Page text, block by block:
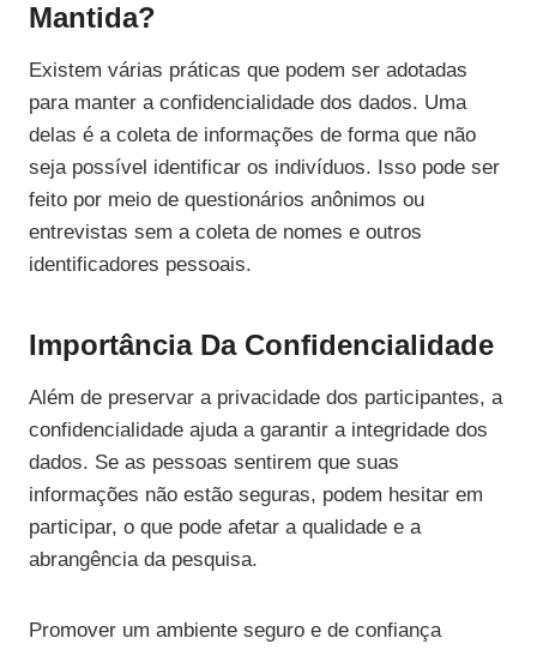
Mantida?
Existem várias práticas que podem ser adotadas
para manter a confidencialidade dos dados. Uma
delas é a coleta de informações de forma que não
seja possível identificar os indivíduos. Isso pode ser
feito por meio de questionários anônimos ou
entrevistas sem a coleta de nomes e outros
identificadores pessoais.
Importância Da Confidencialidade
Além de preservar a privacidade dos participantes, a
confidencialidade ajuda a garantir a integridade dos
dados. Se as pessoas sentirem que suas
informações não estão seguras, podem hesitar em
participar, o que pode afetar a qualidade e a
abrangência da pesquisa.
Promover um ambiente seguro e de confiança